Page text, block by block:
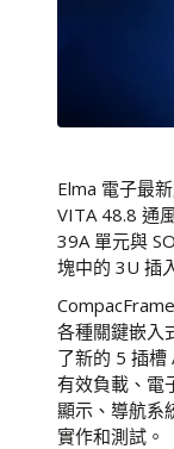
Elma 電子最
VITA 48.8 通
39A 單元與
塊中的 3U 插
各種關鍵嵌入
了新的 5 插槽
有效負載、電
顯示、導航系
實作和測試。